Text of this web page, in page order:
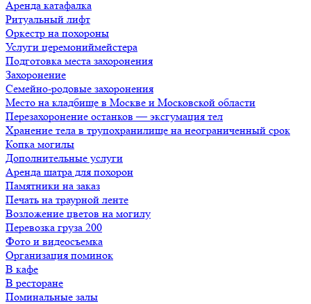
Аренда катафалка
Ритуальный лифт
Оркестр на похороны
Услуги церемониймейстера
Подготовка места захоронения
Захоронение
Семейно-родовые захоронения
Место на кладбище в Москве и Московской области
Перезахоронение останков — эксгумация тел
Хранение тела в трупохранилище на неограниченный срок
Копка могилы
Дополнительные услуги
Аренда шатра для похорон
Памятники на заказ
Печать на траурной ленте
Возложение цветов на могилу
Перевозка груза 200
Фото и видеосъемка
Организация поминок
В кафе
В ресторане
Поминальные залы